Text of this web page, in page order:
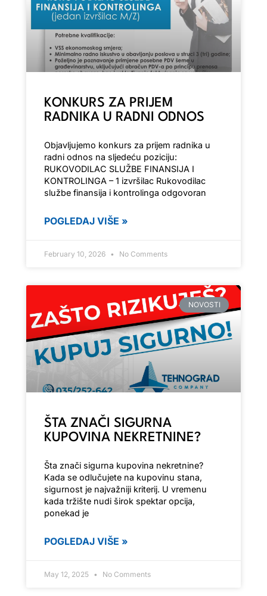
KONKURS ZA PRIJEM
RADNIKA U RADNI ODNOS
Objavljujemo konkurs za prijem radnika u
radni odnos na sljedeću poziciju:
RUKOVODILAC SLUŽBE FINANSIJA I
KONTROLINGA – 1 izvršilac Rukovodilac
službe finansija i kontrolinga odgovoran
POGLEDAJ VIŠE »
February 10, 2026 No Comments
NOVOSTI
ŠTA ZNAČI SIGURNA
KUPOVINA NEKRETNINE?
Šta znači sigurna kupovina nekretnine?
Kada se odlučujete na kupovinu stana,
sigurnost je najvažniji kriterij. U vremenu
kada tržište nudi širok spektar opcija,
ponekad je
POGLEDAJ VIŠE »
May 12, 2025 No Comments